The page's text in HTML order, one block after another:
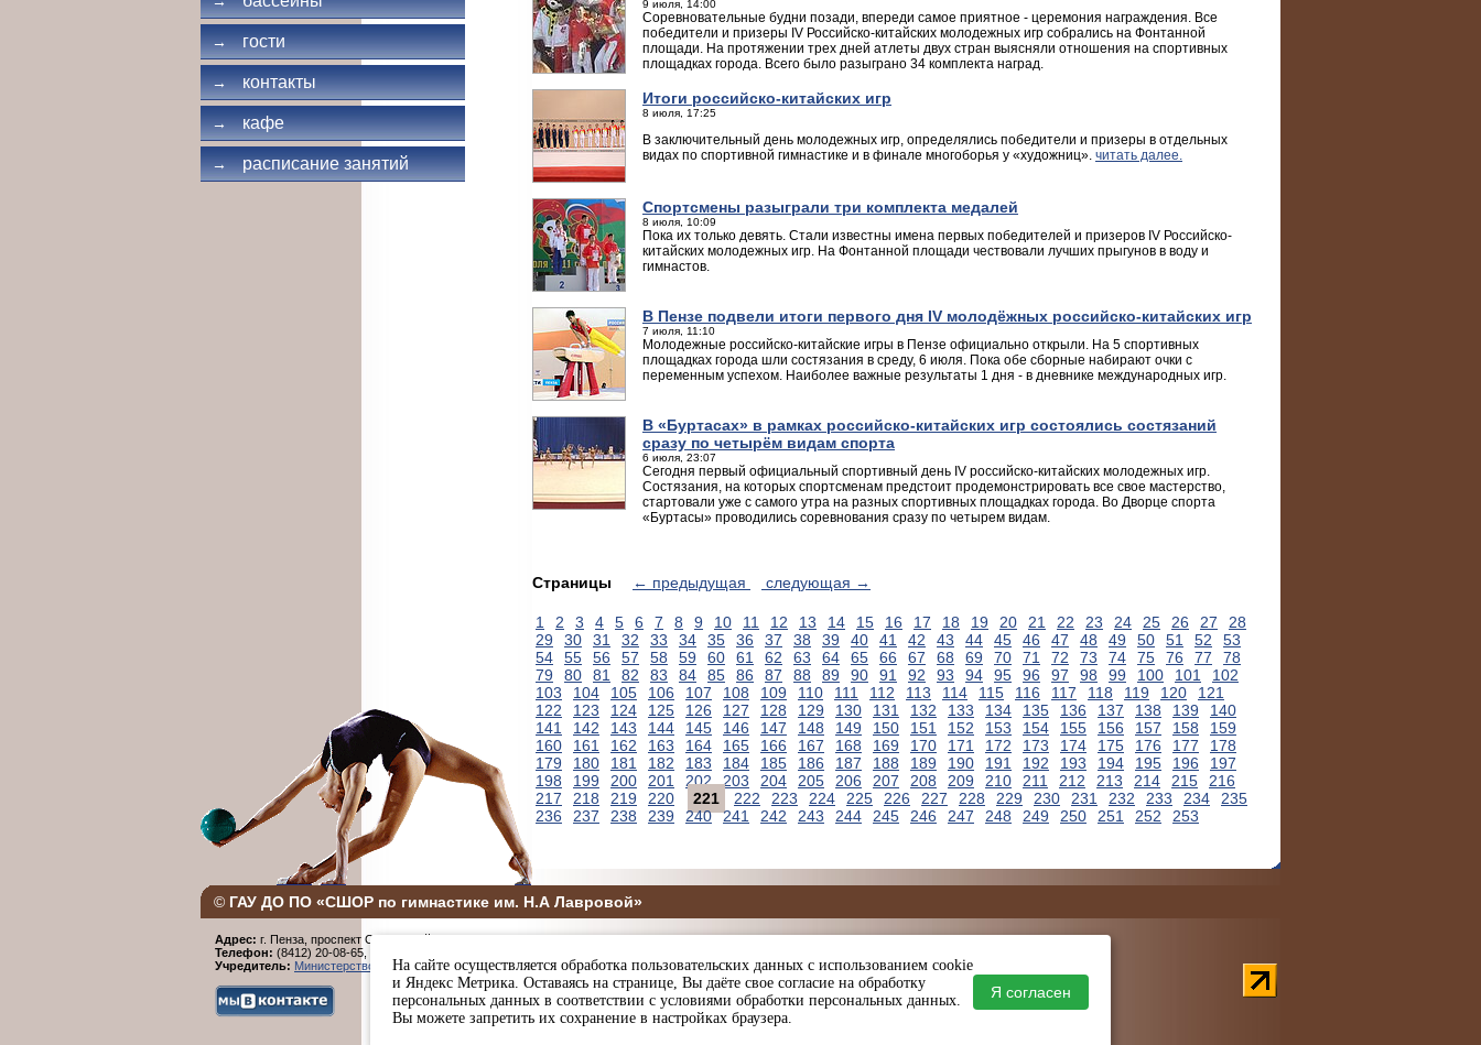
→ гости
→ контакты
→ кафе
→ расписание занятий
9 июля, 14:00
Соревновательные будни позади, впереди самое приятное - церемония награждения. Все
победители и призеры IV Российско-китайских молодежных игр собрались на Фонтанной
площади. На протяжении трех дней атлеты двух стран выясняли отношения на спортивных
площадках города. Всего было разыграно 34 комплекта наград.
Итоги российско-китайских игр
8 июля, 17:25
В заключительный день молодежных игр, определялись победители и призеры в отдельных
видах по спортивной гимнастике и в финале многоборья у «художниц». читать далее.
Спортсмены разыграли три комплекта медалей
8 июля, 10:09
Пока их только девять. Стали известны имена первых победителей и призеров IV Российско-
китайских молодежных игр. На Фонтанной площади чествовали лучших прыгунов в воду и
гимнастов.
В Пензе подвели итоги первого дня IV молодёжных российско-китайских игр
7 июля, 11:10
Молодежные российско-китайские игры в Пензе официально открыли. На 5 спортивных
площадках города шли состязания в среду, 6 июля. Пока обе сборные набирают очки с
переменным успехом. Наиболее важные результаты 1 дня - в дневнике международных игр.
В «Буртасах» в рамках российско-китайских игр состоялись состязаний
сразу по четырём видам спорта
6 июля, 23:07
Сегодня первый официальный спортивный день IV российско-китайских молодежных игр.
Состязания, на которых спортсменам предстоит продемонстрировать все свое мастерство,
стартовали уже с самого утра на разных спортивных площадках города. Во Дворце спорта
«Буртасы» проводились соревнования сразу по четырем видам.
Страницы ← предыдущая следующая →
1 2 3 4 5 6 7 8 9 10 11 12 13 14 15 16 17 18 19 20 21 22 23 24 25 26 27
28
29
30 31 32 33 34 35 36 37 38 39 40 41 42 43 44 45 46 47 48 49 50 51 52
53
54
55 56 57 58 59 60 61 62 63 64 65 66 67 68 69 70 71 72 73 74 75 76 77
78
79
80 81 82 83 84 85 86 87 88 89 90 91 92 93 94 95 96 97 98 99 100 101
102
103
104 105 106 107 108 109 110 111 112 113 114 115 116 117 118 119 120
121
122
123 124 125 126 127 128 129 130 131 132 133 134 135 136 137 138 139
140
141
142 143 144 145 146 147 148 149 150 151 152 153 154 155 156 157 158
159
160
161 162 163 164 165 166 167 168 169 170 171 172 173 174 175 176 177
178
179
180 181 182 183 184 185 186 187 188 189 190 191 192 193 194 195 196
197
198
199 200 201 202 203 204 205 206 207 208 209 210 211 212 213 214 215
216
217
218 219 220 221 222 223 224 225 226 227 228 229 230 231 232 233 234
235
236
237 238 239 240 241 242 243 244 245 246 247 248 249 250 251 252 253
© ГАУ ДО ПО «СШОР по гимнастике им. Н.А Лавровой»
Адрес: г. Пенза, проспект Строителей, 96.
Телефон: (8412) 20-08-65,
Учредитель: Министерство физической культуры и спорта Пензенской области
На сайте осуществляется обработка пользовательских данных с использованием cookie
и Яндекс Метрика. Оставаясь на странице, Вы даёте свое согласие на обработку
персональных данных в соответствии с условиями обработки персональных данных.
Вы можете запретить их сохранение в настройках браузера.
Я согласен